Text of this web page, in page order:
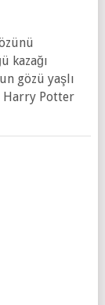
kazağı
gözü yaşlı
Harry Potter